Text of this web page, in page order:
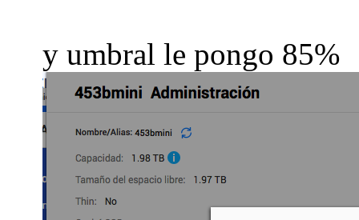
y umbral le pongo 85%